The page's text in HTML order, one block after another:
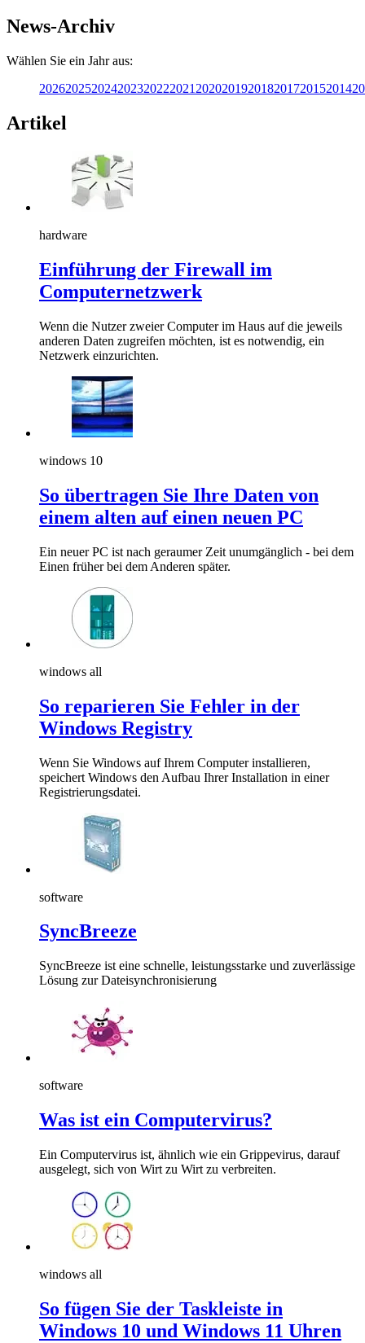
News-Archiv
Wählen Sie ein Jahr aus:
202620252024202320222021 202020192018201720152014
Artikel
hardware
Einführung der Firewall im
Computernetzwerk
Wenn die Nutzer zweier Computer im Haus auf die jeweils
anderen Daten zugreifen möchten, ist es notwendig, ein
Netzwerk einzurichten.
windows 10
So übertragen Sie Ihre Daten von
einem alten auf einen neuen PC
Ein neuer PC ist nach geraumer Zeit unumgänglich - bei dem
Einen früher bei dem Anderen später.
windows all
So reparieren Sie Fehler in der
Windows Registry
Wenn Sie Windows auf Ihrem Computer installieren,
speichert Windows den Aufbau Ihrer Installation in einer
Registrierungsdatei.
software
SyncBreeze
SyncBreeze ist eine schnelle, leistungsstarke und zuverlässige
Lösung zur Dateisynchronisierung
software
Was ist ein Computervirus?
Ein Computervirus ist, ähnlich wie ein Grippevirus, darauf
ausgelegt, sich von Wirt zu Wirt zu verbreiten.
windows all
So fügen Sie der Taskleiste in
Windows 10 und Windows 11 Uhren